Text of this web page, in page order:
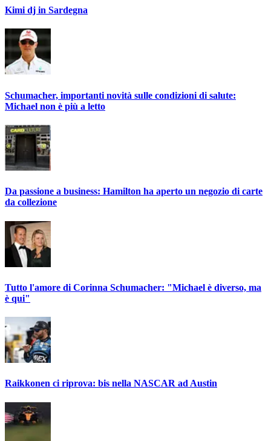
Kimi dj in Sardegna
Schumacher, importanti novità sulle condizioni di salute:
Michael non è più a letto
Da passione a business: Hamilton ha aperto un negozio di carte
da collezione
Tutto l'amore di Corinna Schumacher: "Michael è diverso, ma
è qui"
Raikkonen ci riprova: bis nella NASCAR ad Austin